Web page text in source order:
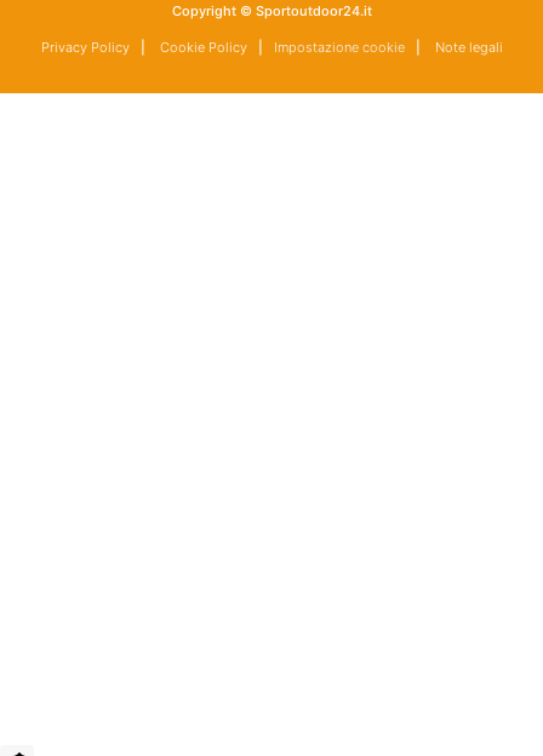
Copyright © Sportoutdoor24.it
Privacy Policy| Cookie Policy| Impostazione cookie| Note legali